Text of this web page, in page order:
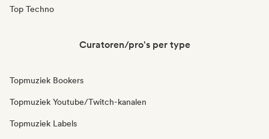
Top Techno
Curatoren/pro's per type
Topmuziek Bookers
Topmuziek Youtube/Twitch-kanalen
Topmuziek Labels